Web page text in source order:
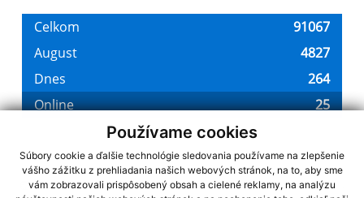
Používame cookies
Súbory cookie a ďalšie technológie sledovania používame na zlepšenie
vášho zážitku z prehliadania našich webových stránok, na to, aby sme
vám zobrazovali prispôsobený obsah a cielené reklamy, na analýzu
využite možnosť získavania aktuálnych informácií s využitím RSS